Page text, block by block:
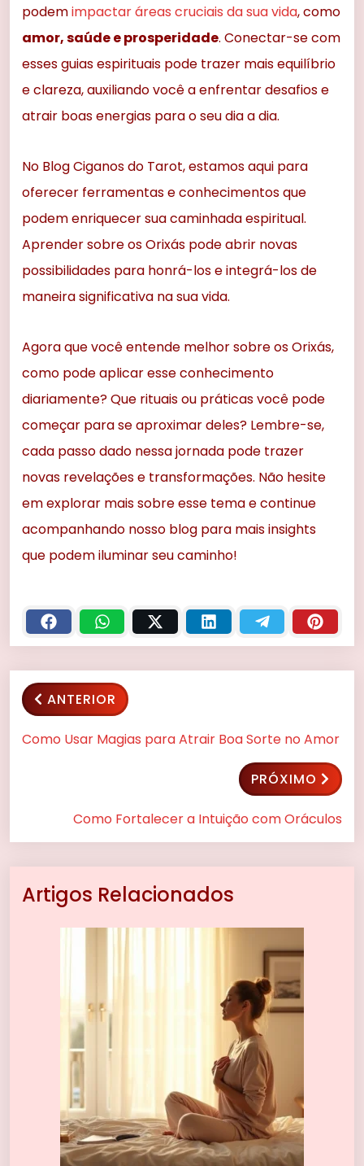
podemimpactar áreas cruciais da sua vida, como
amor, saúde e prosperidade. Conectar-se com
esses guias espirituais pode trazer mais equilíbrio
e clareza, auxiliando você a enfrentar desafios e
atrair boas energias para o seu dia a dia.
No Blog Ciganos do Tarot, estamos aqui para
oferecer ferramentas e conhecimentos que
podem enriquecer sua caminhada espiritual.
Aprender sobre os Orixás pode abrir novas
possibilidades para honrá-los e integrá-los de
maneira significativa na sua vida.
Agora que você entende melhor sobre os Orixás,
como pode aplicar esse conhecimento
diariamente? Que rituais ou práticas você pode
começar para se aproximar deles? Lembre-se,
cada passo dado nessa jornada pode trazer
novas revelações e transformações. Não hesite
em explorar mais sobre esse tema e continue
acompanhando nosso blog para mais insights
que podem iluminar seu caminho!
ANTERIOR
Como Usar Magias para Atrair Boa Sorte no Amor
PRÓXIMO
Como Fortalecer a Intuição com Oráculos
Artigos Relacionados